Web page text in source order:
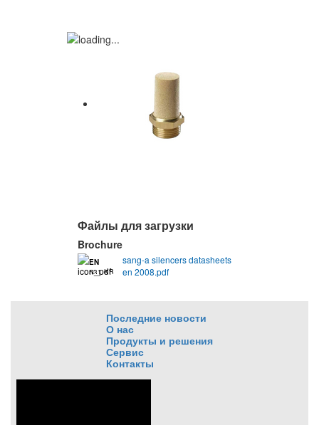
Файлы для загрузки
Brochure
EN
531 KB
sang-a silencers datasheets
en 2008.pdf
Последние новости
О нас
Продукты и решения
Сервис
Контакты